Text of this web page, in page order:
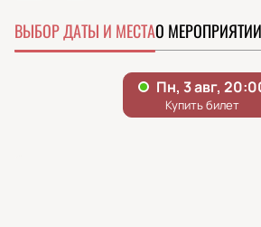
ВЫБОР ДАТЫ И МЕСТАО МЕРОПРИЯТИИ